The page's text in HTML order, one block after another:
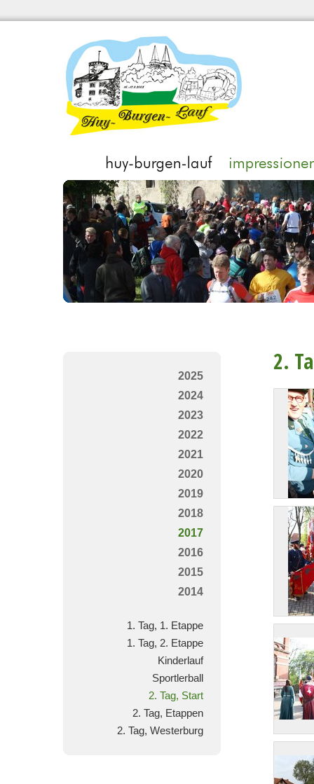
2025
2024
2023
2022
2021
2020
2019
2018
2017
2016
2015
2014
1. Tag, 1. Etappe
1. Tag, 2. Etappe
Kinderlauf
Sportlerball
2. Tag, Start
2. Tag, Etappen
2. Tag, Westerburg
2.